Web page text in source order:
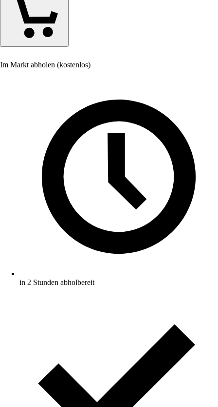
Im Markt abholen (kostenlos)
in 2 Stunden abholbereit